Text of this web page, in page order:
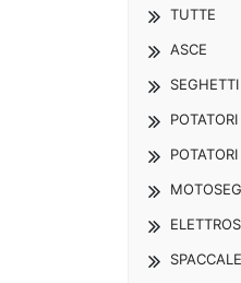
TUTTE
ASCE
SEGHETTI